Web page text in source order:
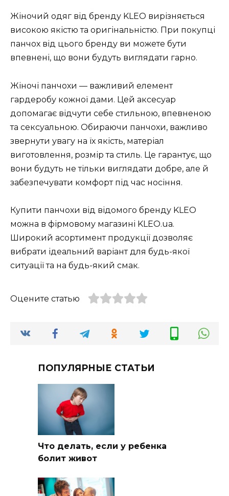
Жіночий одяг від бренду KLEO вирізняється
високою якістю та оригінальністю. При покупці
панчох від цього бренду ви можете бути
впевнені, що вони будуть виглядати гарно.
Жіночі панчохи — важливий елемент
гардеробу кожної дами. Цей аксесуар
допомагає відчути себе стильною, впевненою
та сексуальною. Обираючи панчохи, важливо
звернути увагу на їх якість, матеріал
виготовлення, розмір та стиль. Це гарантує, що
вони будуть не тільки виглядати добре, але й
забезпечувати комфорт під час носіння.
Купити панчохи від відомого бренду KLEO
можна в фірмовому магазині KLEO.ua.
Широкий асортимент продукції дозволяє
вибрати ідеальний варіант для будь-якої
ситуації та на будь-який смак.
Оцените статью
ПОПУЛЯРНЫЕ СТАТЬИ
Что делать, если у ребенка
болит живот